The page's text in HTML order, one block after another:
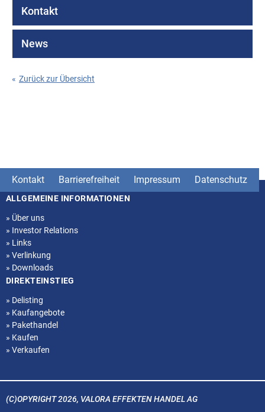
Kontakt
News
« Zurück zur Übersicht
Kontakt Barrierefreiheit Impressum Datenschutz
Seitenstruktur
ALLGEMEINE INFORMATIONEN
» Über uns
» Investor Relations
» Links
» Verlinkung
» Downloads
DIREKTEINSTIEG
» Delisting
» Kaufangebote
» Pakethandel
» Kaufen
» Verkaufen
(C)OPYRIGHT 2026, VALORA EFFEKTEN HANDEL AG